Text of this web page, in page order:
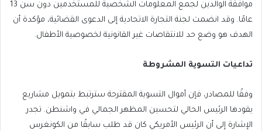
موافقة الوالدين لجمع المعلومات الشخصية للمستخدمين دون سن 13
عامًا. وقد انضمت لجنة التجارة الاتحادية إلى الدعوى القضائية، مؤكدة أن
الهدف هو وضع حد للانتقاصات غير القانونية لخصوصية الأطفال.
تداعيات التسوية المشروطة
وفقًا للمصادر، فإن أموال التسوية المقترحة سترتبط بتمويل مشاريع
يقودها الرئيس الحالي لتحسين المظهر الجمالي في واشنطن. تجدر
الإشارة إلى أن الرئيس الأمريكي كان قد طلب سابقًا من الكونغرس